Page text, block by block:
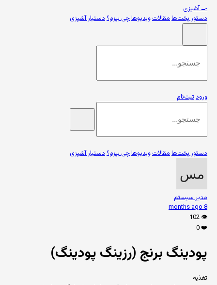
🍳آشپزی
دستور پخت‌هامقالاتویدیوهاچی بپزم؟دستیار آشپزی
ورودثبت‌نام
دستور پخت‌هامقالاتویدیوهاچی بپزم؟دستیار آشپزی
مدیر سیستم
8 months ago
👁️
102
❤️
0
پودینگ برنج (رزینگ پودینگ)
تغذیه